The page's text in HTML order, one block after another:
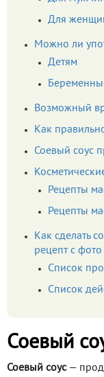
Для
Можно ли
Детям
Возможный
Как
Соевый соус
Рецепты
Рецепты
Как сделать
рецепт с фото
Список
Список
Соевый
Соевый соус—